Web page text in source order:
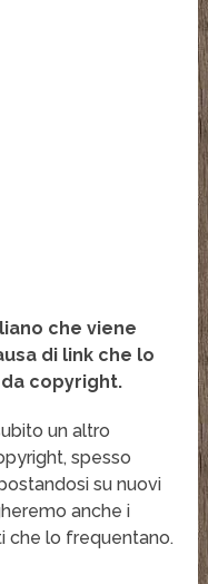
che viene
di link che lo
copyright.
un altro
spesso
su nuovi
anche i
che lo frequentano.